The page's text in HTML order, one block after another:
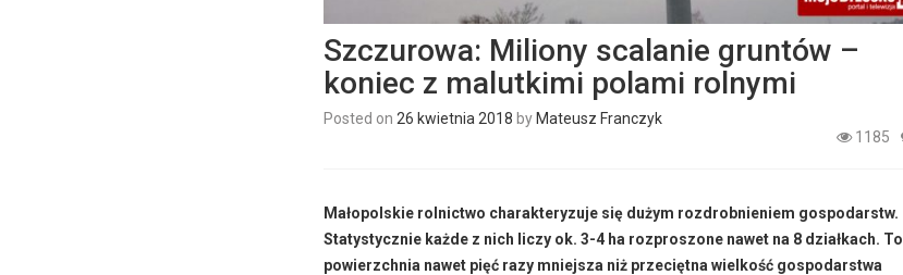
Szczurowa: Miliony scalanie gruntów –
koniec z malutkimi polami rolnymi
Posted on 26 kwietnia 2018 by Mateusz Franczyk
1185
Małopolskie rolnictwo charakteryzuje się dużym rozdrobnieniem gospodarstw.
Statystycznie każde z nich liczy ok. 3-4 ha rozproszone nawet na 8 działkach. To
powierzchnia nawet pięć razy mniejsza niż przeciętna wielkość gospodarstwa